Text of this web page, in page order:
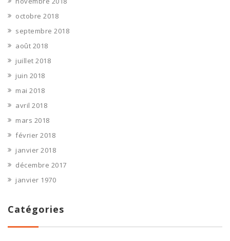
octobre 2018
septembre 2018
août 2018
juillet 2018
juin 2018
mai 2018
avril 2018
mars 2018
février 2018
janvier 2018
décembre 2017
janvier 1970
Catégories